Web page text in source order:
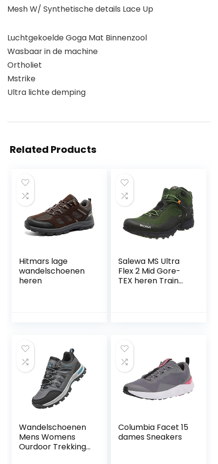
Mesh W/ Synthetische details Lace Up
Luchtgekoelde Goga Mat Binnenzool
Wasbaar in de machine
Ortholiet
Mstrike
Ultra lichte demping
Related Products
Hitmars lage
wandelschoenen
heren
Salewa MS Ultra
Flex 2 Mid Gore-
TEX heren Train
Wandelschoenen
Mens Womens
Ourdoor Trekking
Columbia Facet 15
dames Sneakers